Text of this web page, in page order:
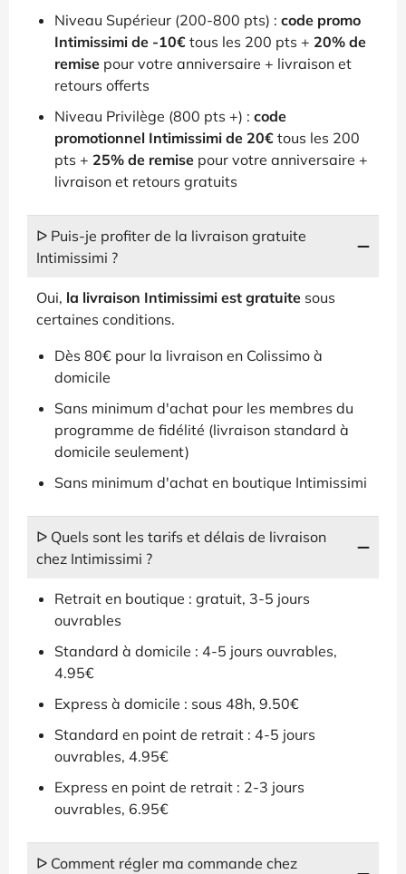
Niveau Supérieur (200-800 pts) : code promo
Intimissimi de -10€ tous les 200 pts + 20% de
remise pour votre anniversaire + livraison et
retours offerts
Niveau Privilège (800 pts +) : code
promotionnel Intimissimi de 20€ tous les 200
pts + 25% de remise pour votre anniversaire +
livraison et retours gratuits
ᐅ Puis-je profiter de la livraison gratuite
Intimissimi ?
Oui, la livraison Intimissimi est gratuite sous
certaines conditions.
Dès 80€ pour la livraison en Colissimo à
domicile
Sans minimum d'achat pour les membres du
programme de fidélité (livraison standard à
domicile seulement)
Sans minimum d'achat en boutique Intimissimi
ᐅ Quels sont les tarifs et délais de livraison
chez Intimissimi ?
Retrait en boutique : gratuit, 3-5 jours
ouvrables
Standard à domicile : 4-5 jours ouvrables,
4.95€
Express à domicile : sous 48h, 9.50€
Standard en point de retrait : 4-5 jours
ouvrables, 4.95€
Express en point de retrait : 2-3 jours
ouvrables, 6.95€
ᐅ Comment régler ma commande chez